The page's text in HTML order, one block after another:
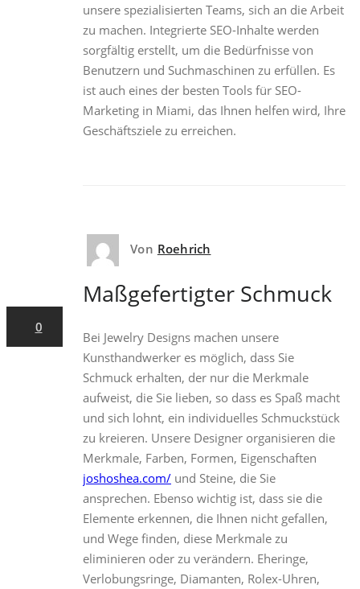
unsere spezialisierten Teams, sich an die Arbeit
zu machen. Integrierte SEO-Inhalte werden
sorgfältig erstellt, um die Bedürfnisse von
Benutzern und Suchmaschinen zu erfüllen. Es
ist auch eines der besten Tools für SEO-
Marketing in Miami, das Ihnen helfen wird, Ihre
Geschäftsziele zu erreichen.
0
Von Roehrich
Maßgefertigter Schmuck
Bei Jewelry Designs machen unsere
Kunsthandwerker es möglich, dass Sie
Schmuck erhalten, der nur die Merkmale
aufweist, die Sie lieben, so dass es Spaß macht
und sich lohnt, ein individuelles Schmuckstück
zu kreieren. Unsere Designer organisieren die
Merkmale, Farben, Formen, Eigenschaften
joshoshea.com/ und Steine, die Sie
ansprechen. Ebenso wichtig ist, dass sie die
Elemente erkennen, die Ihnen nicht gefallen,
und Wege finden, diese Merkmale zu
eliminieren oder zu verändern. Eheringe,
Verlobungsringe, Diamanten, Rolex-Uhren,